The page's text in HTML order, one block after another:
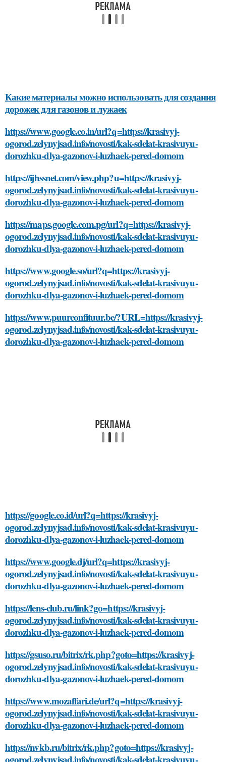
Какие материалы можно использовать для создания
дорожек для газонов и лужаек
https://www.google.co.in/url?q=https://krasivyj-
ogorod.zelynyjsad.info/novosti/kak-sdelat-krasivuyu-
dorozhku-dlya-gazonov-i-luzhaek-pered-domom
https://ijhssnet.com/view.php?u=https://krasivyj-
ogorod.zelynyjsad.info/novosti/kak-sdelat-krasivuyu-
dorozhku-dlya-gazonov-i-luzhaek-pered-domom
https://maps.google.com.pg/url?q=https://krasivyj-
ogorod.zelynyjsad.info/novosti/kak-sdelat-krasivuyu-
dorozhku-dlya-gazonov-i-luzhaek-pered-domom
https://www.google.so/url?q=https://krasivyj-
ogorod.zelynyjsad.info/novosti/kak-sdelat-krasivuyu-
dorozhku-dlya-gazonov-i-luzhaek-pered-domom
https://www.puurconfituur.be/?URL=https://krasivyj-
ogorod.zelynyjsad.info/novosti/kak-sdelat-krasivuyu-
dorozhku-dlya-gazonov-i-luzhaek-pered-domom
https://google.co.id/url?q=https://krasivyj-
ogorod.zelynyjsad.info/novosti/kak-sdelat-krasivuyu-
dorozhku-dlya-gazonov-i-luzhaek-pered-domom
https://www.google.dj/url?q=https://krasivyj-
ogorod.zelynyjsad.info/novosti/kak-sdelat-krasivuyu-
dorozhku-dlya-gazonov-i-luzhaek-pered-domom
https://lens-club.ru/link?go=https://krasivyj-
ogorod.zelynyjsad.info/novosti/kak-sdelat-krasivuyu-
dorozhku-dlya-gazonov-i-luzhaek-pered-domom
https://gsuso.ru/bitrix/rk.php?goto=https://krasivyj-
ogorod.zelynyjsad.info/novosti/kak-sdelat-krasivuyu-
dorozhku-dlya-gazonov-i-luzhaek-pered-domom
https://www.mozaffari.de/url?q=https://krasivyj-
ogorod.zelynyjsad.info/novosti/kak-sdelat-krasivuyu-
dorozhku-dlya-gazonov-i-luzhaek-pered-domom
https://nvkb.ru/bitrix/rk.php?goto=https://krasivyj-
ogorod.zelynyjsad.info/novosti/kak-sdelat-krasivuyu-